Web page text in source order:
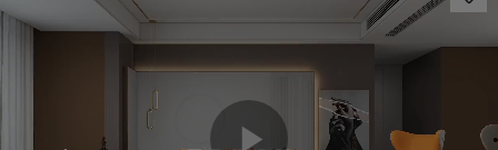
Cette élégante chaise longue à dossier rabattable est
parfaite pour bavarder et lire tard le soir. Revêtu d'un
revêtement en similicuir écologique agrémenté de
coutures détaillées, le siège rembourré est doté d'un
dossier entièrement en bois massif, d'accoudoirs
légèrement évasés et d'une assise large.